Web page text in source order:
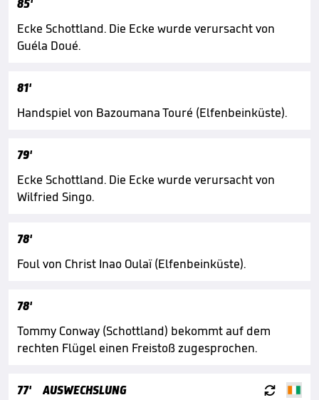
85'
Ecke Schottland. Die Ecke wurde verursacht von
Guéla Doué.
81'
Handspiel von Bazoumana Touré (Elfenbeinküste).
79'
Ecke Schottland. Die Ecke wurde verursacht von
Wilfried Singo.
78'
Foul von Christ Inao Oulaï (Elfenbeinküste).
78'
Tommy Conway (Schottland) bekommt auf dem
rechten Flügel einen Freistoß zugesprochen.
77' AUSWECHSLUNG 